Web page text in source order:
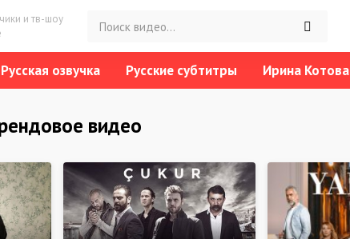
видео
Русская озвучка Русские субтитры Ирина Котова
и тв-шоу